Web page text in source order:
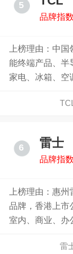
5
品牌指
上榜理由：中国
能终端产品、半
家电、冰箱、空
160多个国家和
6 雷士
品牌指
上榜理由：惠
品牌，香港上市
室内、商业、办
架、电子镇流雷